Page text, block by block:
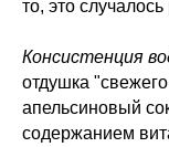
то, это случалось
Консистенция
отдушка
апельсиновый
содержанием